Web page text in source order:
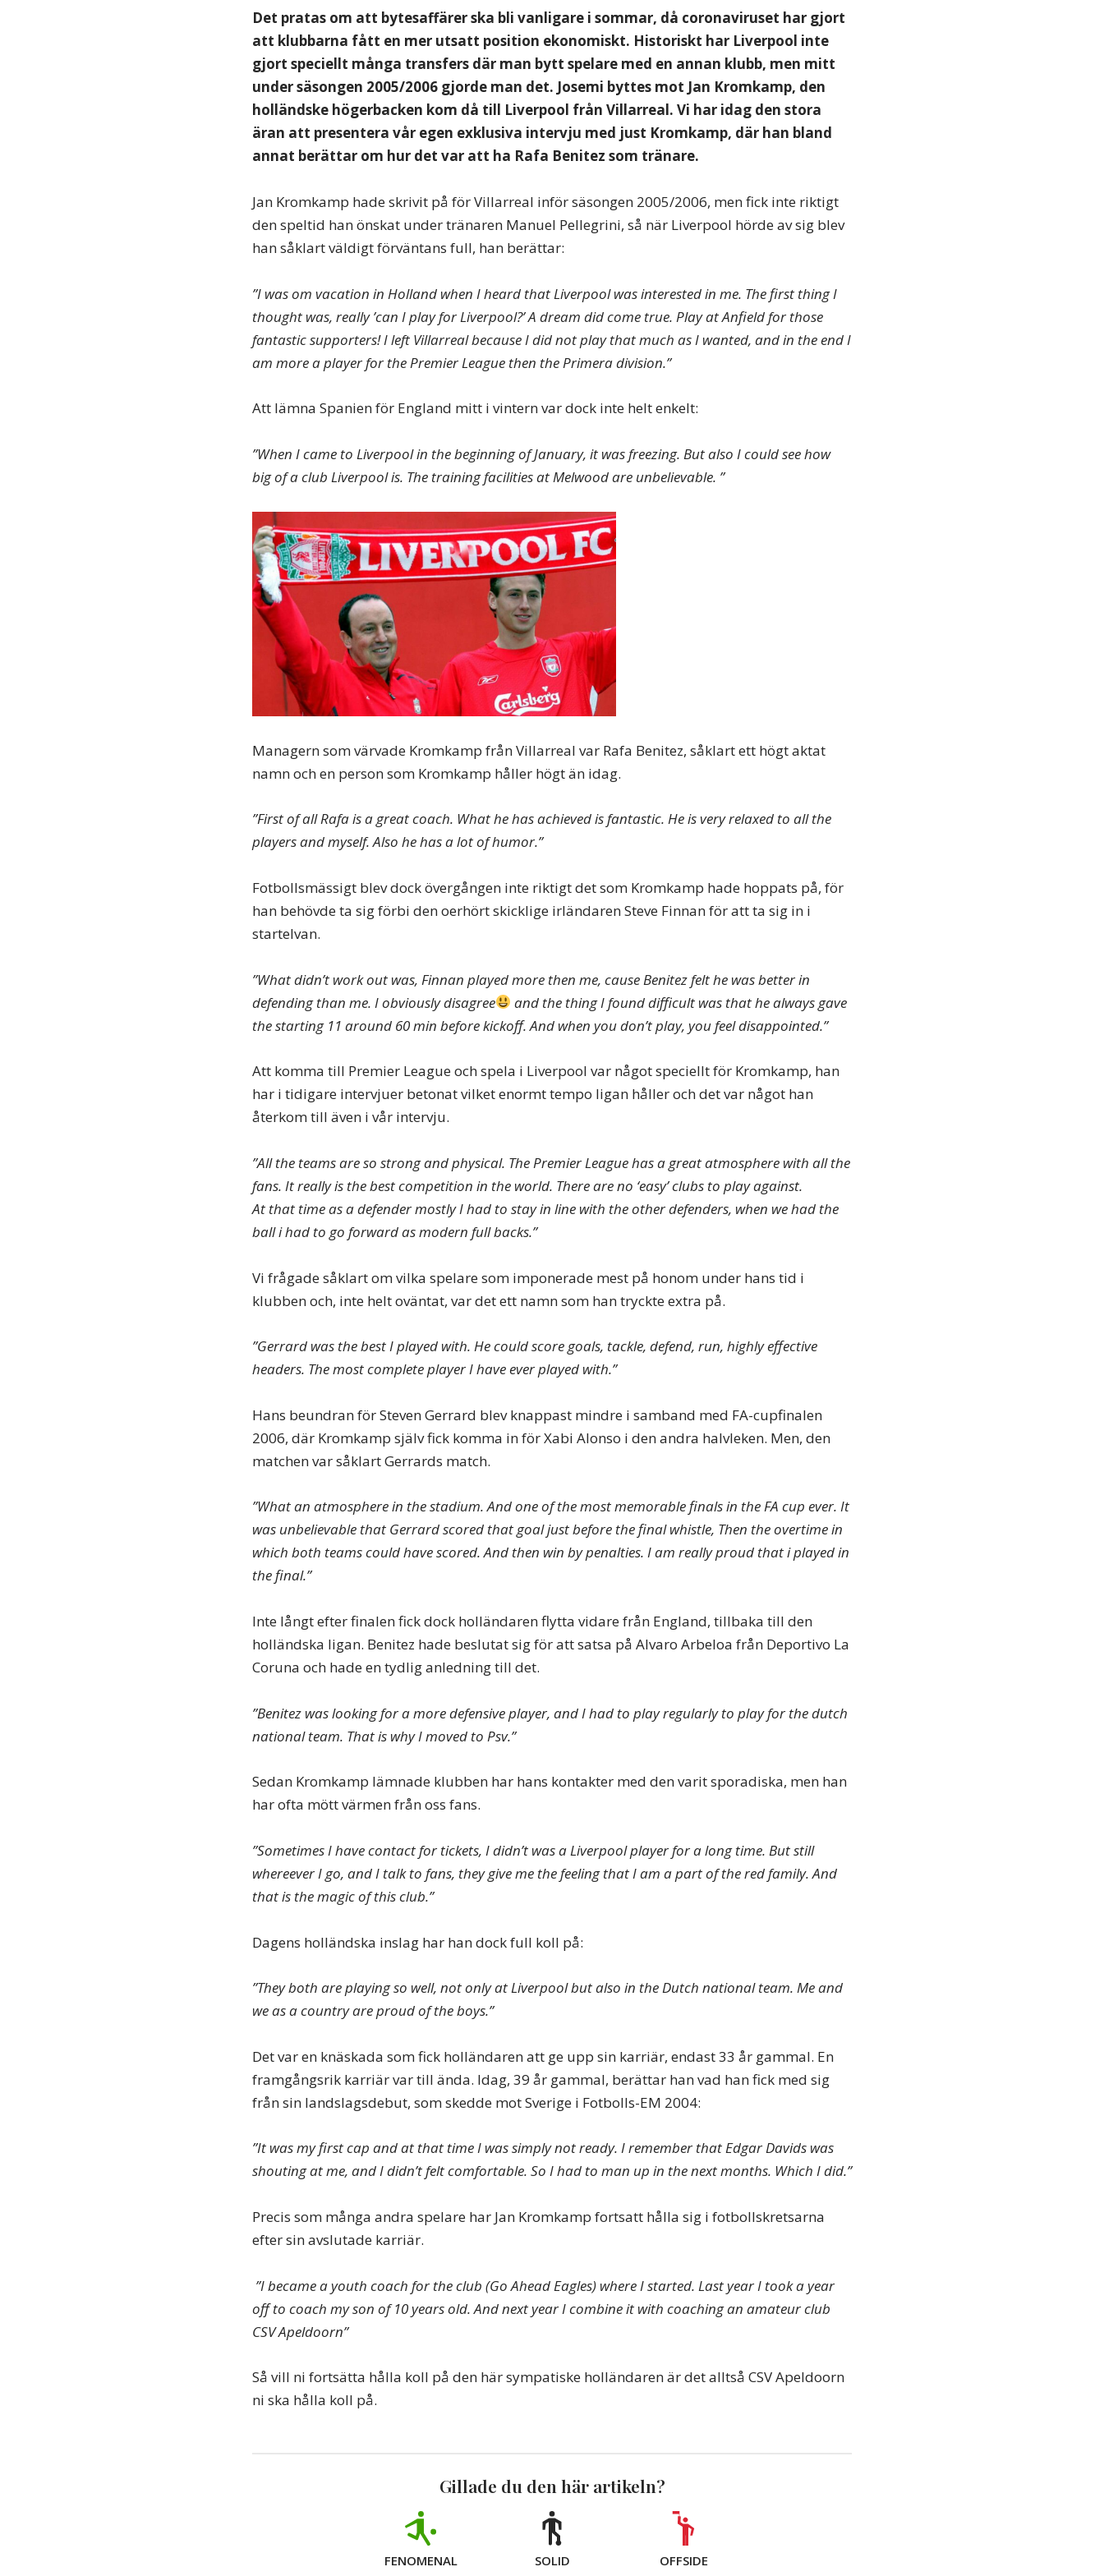
Det pratas om att bytesaffärer ska bli vanligare i sommar, då coronaviruset har gjort
att klubbarna fått en mer utsatt position ekonomiskt. Historiskt har Liverpool inte
gjort speciellt många transfers där man bytt spelare med en annan klubb, men mitt
under säsongen 2005/2006 gjorde man det. Josemi byttes mot Jan Kromkamp, den
holländske högerbacken kom då till Liverpool från Villarreal. Vi har idag den stora
äran att presentera vår egen exklusiva intervju med just Kromkamp, där han bland
annat berättar om hur det var att ha Rafa Benitez som tränare.
Jan Kromkamp hade skrivit på för Villarreal inför säsongen 2005/2006, men fick inte riktigt
den speltid han önskat under tränaren Manuel Pellegrini, så när Liverpool hörde av sig blev
han såklart väldigt förväntans full, han berättar:
”I was om vacation in Holland when I heard that Liverpool was interested in me. The first thing I
thought was, really ’can I play for Liverpool?’ A dream did come true. Play at Anfield for those
fantastic supporters! I left Villarreal because I did not play that much as I wanted, and in the end I
am more a player for the Premier League then the Primera division.”
Att lämna Spanien för England mitt i vintern var dock inte helt enkelt:
”When I came to Liverpool in the beginning of January, it was freezing. But also I could see how
big of a club Liverpool is. The training facilities at Melwood are unbelievable. ”
Managern som värvade Kromkamp från Villarreal var Rafa Benitez, såklart ett högt aktat
namn och en person som Kromkamp håller högt än idag.
”First of all Rafa is a great coach. What he has achieved is fantastic. He is very relaxed to all the
players and myself. Also he has a lot of humor.”
Fotbollsmässigt blev dock övergången inte riktigt det som Kromkamp hade hoppats på, för
han behövde ta sig förbi den oerhört skicklige irländaren Steve Finnan för att ta sig in i
startelvan.
”What didn’t work out was, Finnan played more then me, cause Benitez felt he was better in
defending than me. I obviously disagree
and the thing I found difficult was that he always gave
the starting 11 around 60 min before kickoff. And when you don’t play, you feel disappointed.”
Att komma till Premier League och spela i Liverpool var något speciellt för Kromkamp, han
har i tidigare intervjuer betonat vilket enormt tempo ligan håller och det var något han
återkom till även i vår intervju.
”All the teams are so strong and physical. The Premier League has a great atmosphere with all the
fans. It really is the best competition in the world. There are no ‘easy’ clubs to play against.
At that time as a defender mostly I had to stay in line with the other defenders, when we had the
ball i had to go forward as modern full backs.”
Vi frågade såklart om vilka spelare som imponerade mest på honom under hans tid i
klubben och, inte helt oväntat, var det ett namn som han tryckte extra på.
”Gerrard was the best I played with. He could score goals, tackle, defend, run, highly effective
headers. The most complete player I have ever played with.”
Hans beundran för Steven Gerrard blev knappast mindre i samband med FA-cupfinalen
2006, där Kromkamp själv fick komma in för Xabi Alonso i den andra halvleken. Men, den
matchen var såklart Gerrards match.
”What an atmosphere in the stadium. And one of the most memorable finals in the FA cup ever. It
was unbelievable that Gerrard scored that goal just before the final whistle, Then the overtime in
which both teams could have scored. And then win by penalties. I am really proud that i played in
the final.”
Inte långt efter finalen fick dock holländaren flytta vidare från England, tillbaka till den
holländska ligan. Benitez hade beslutat sig för att satsa på Alvaro Arbeloa från Deportivo La
Coruna och hade en tydlig anledning till det.
”Benitez was looking for a more defensive player, and I had to play regularly to play for the dutch
national team. That is why I moved to Psv.”
Sedan Kromkamp lämnade klubben har hans kontakter med den varit sporadiska, men han
har ofta mött värmen från oss fans.
”Sometimes I have contact for tickets, I didn’t was a Liverpool player for a long time. But still
whereever I go, and I talk to fans, they give me the feeling that I am a part of the red family. And
that is the magic of this club.”
Dagens holländska inslag har han dock full koll på:
”They both are playing so well, not only at Liverpool but also in the Dutch national team. Me and
we as a country are proud of the boys.”
Det var en knäskada som fick holländaren att ge upp sin karriär, endast 33 år gammal. En
framgångsrik karriär var till ända. Idag, 39 år gammal, berättar han vad han fick med sig
från sin landslagsdebut, som skedde mot Sverige i Fotbolls-EM 2004:
”It was my first cap and at that time I was simply not ready. I remember that Edgar Davids was
shouting at me, and I didn’t felt comfortable. So I had to man up in the next months. Which I did.”
Precis som många andra spelare har Jan Kromkamp fortsatt hålla sig i fotbollskretsarna
efter sin avslutade karriär.
”I became a youth coach for the club (Go Ahead Eagles) where I started. Last year I took a year
off to coach my son of 10 years old. And next year I combine it with coaching an amateur club
CSV Apeldoorn”
Så vill ni fortsätta hålla koll på den här sympatiske holländaren är det alltså CSV Apeldoorn
ni ska hålla koll på.
Gillade du den här artikeln?
FENOMENAL SOLID OFFSIDE